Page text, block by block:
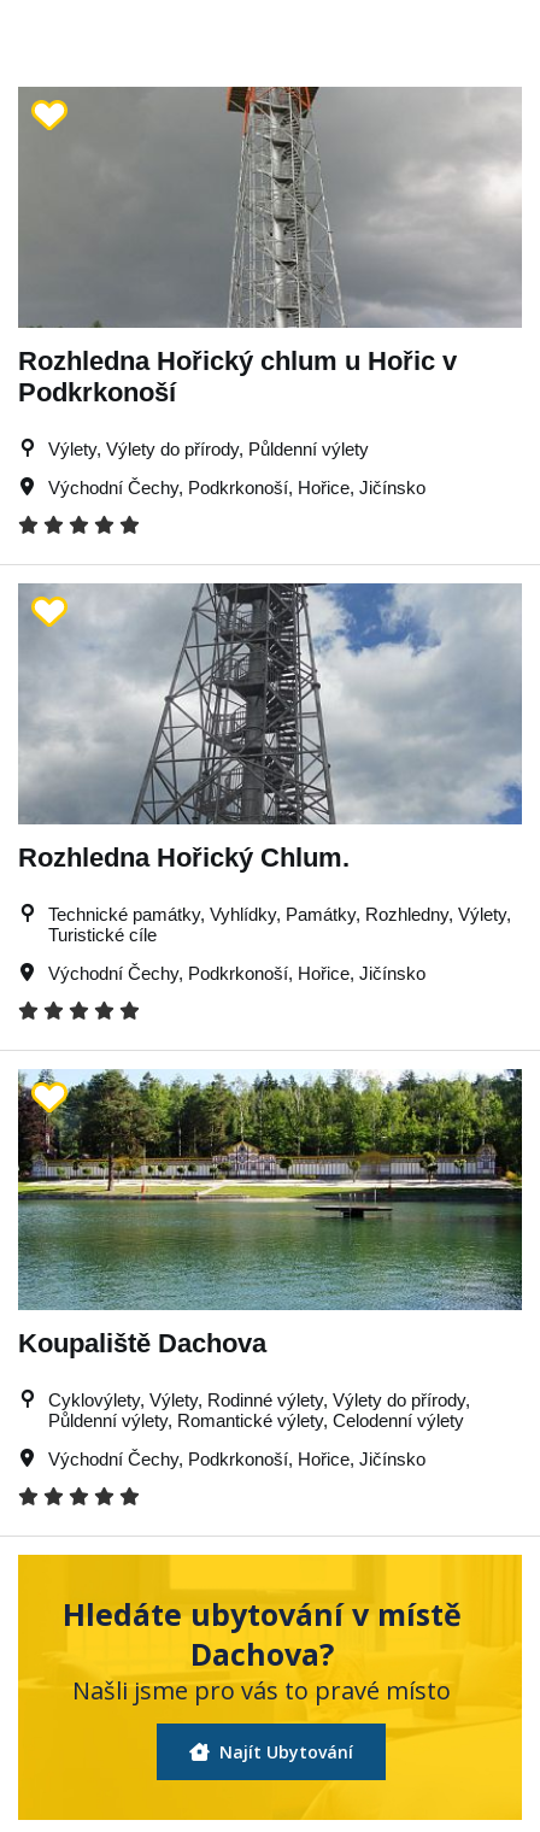
Rozhledna Hořický chlum u Hořic v
Podkrkonoší
Výlety, Výlety do přírody, Půldenní výlety
Východní Čechy, Podkrkonoší, Hořice, Jičínsko
Rozhledna Hořický Chlum.
Technické památky, Vyhlídky, Památky, Rozhledny, Výlety,
Turistické cíle
Východní Čechy, Podkrkonoší, Hořice, Jičínsko
Koupaliště Dachova
Cyklovýlety, Výlety, Rodinné výlety, Výlety do přírody,
Půldenní výlety, Romantické výlety, Celodenní výlety
Východní Čechy, Podkrkonoší, Hořice, Jičínsko
Hledáte ubytování v místě
Dachova?
Našli jsme pro vás to pravé místo
Najít Ubytování